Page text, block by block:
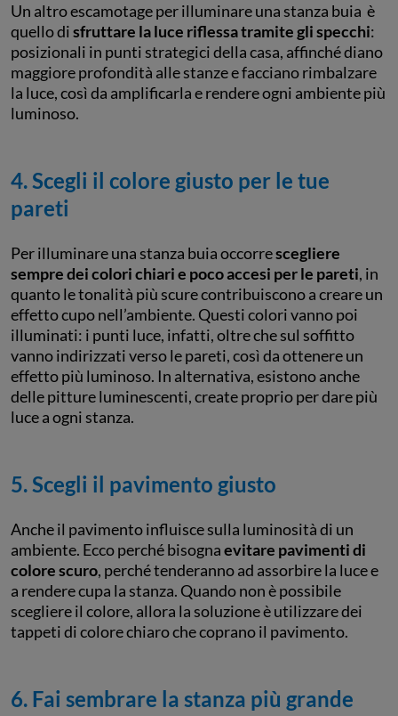
Un altro escamotage per illuminare una stanza buia è
quello disfruttare la luce riflessa tramite gli specchi:
posizionali in punti strategici della casa, affinché diano
maggiore profondità alle stanze e facciano rimbalzare
la luce, così da amplificarla e rendere ogni ambiente più
luminoso.
4. Scegli il colore giusto per le tue
pareti
Per illuminare una stanza buia occorrescegliere
sempre dei colori chiari e poco accesi per le pareti, in
quanto le tonalità più scure contribuiscono a creare un
effetto cupo nell’ambiente. Questi colori vanno poi
illuminati: i punti luce, infatti, oltre che sul soffitto
vanno indirizzati verso le pareti, così da ottenere un
effetto più luminoso. In alternativa, esistono anche
delle pitture luminescenti, create proprio per dare più
luce a ogni stanza.
5. Scegli il pavimento giusto
Anche il pavimento influisce sulla luminosità di un
ambiente. Ecco perché bisognaevitare pavimenti di
colore scuro, perché tenderanno ad assorbire la luce e
a rendere cupa la stanza. Quando non è possibile
scegliere il colore, allora la soluzione è utilizzare dei
tappeti di colore chiaro che coprano il pavimento.
6. Fai sembrare la stanza più grande